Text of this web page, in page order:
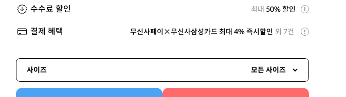
수수료 할인 최대 50% 할인
결제 혜택 무신사페이×무신사삼성카드 최대 4% 즉시할인 외 7건
사이즈 모든 사이즈